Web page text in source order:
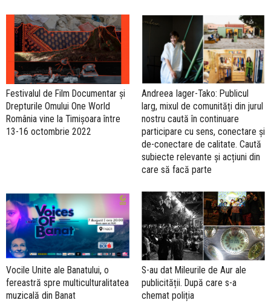
Festivalul de Film Documentar și
Drepturile Omului One World
România vine la Timișoara între
13-16 octombrie 2022
Andreea Iager-Tako: Publicul
larg, mixul de comunități din jurul
nostru caută în continuare
participare cu sens, conectare și
de-conectare de calitate. Caută
subiecte relevante și acțiuni din
care să facă parte
Vocile Unite ale Banatului, o
fereastră spre multiculturalitatea
muzicală din Banat
S-au dat Mileurile de Aur ale
publicității. După care s-a
chemat poliția